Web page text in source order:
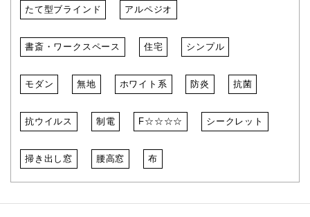
たて型ブラインド アルペジオ
書斎・ワークスペース 住宅 シンプル
モダン 無地 ホワイト系 防炎 抗菌
抗ウイルス 制電 F☆☆☆☆ シークレット
掃き出し窓 腰高窓 布